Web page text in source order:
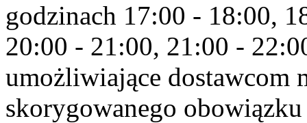
godzinach 17:00 - 18:00,
20:00 - 21:00, 21:00 -
umożliwiające dostawcom
skorygowanego